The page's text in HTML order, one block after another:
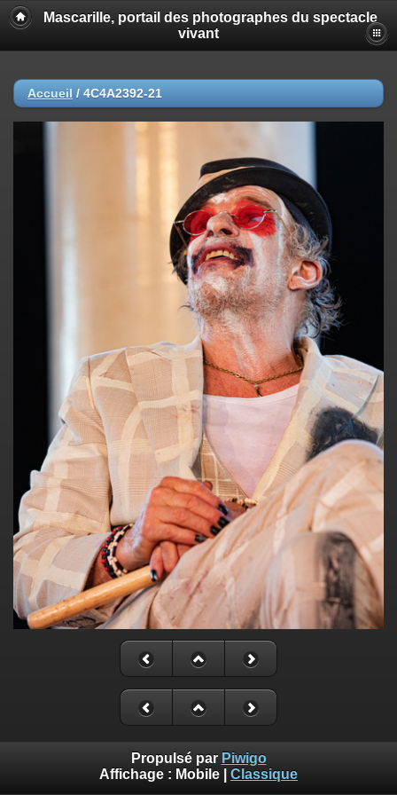
Mascarille, portail des photographes du spectacle
vivant
Accueil / 4C4A2392-21
Propulsé par Piwigo
Affichage : Mobile Classique